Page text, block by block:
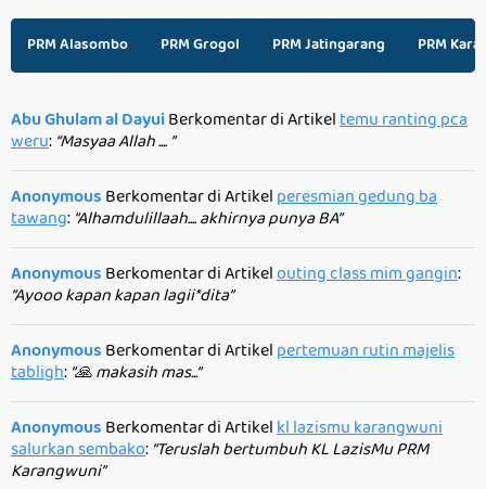
PRM Alasombo PRM Grogol PRM Jatingarang PRM
Abu Ghulam al DayuiBerkomentar di Artikeltemu ranting pca
weru:“Masyaa Allah .... ”
AnonymousBerkomentar di Artikelperesmian gedung ba
tawang:“Alhamdulillaah.... akhirnya punya BA”
AnonymousBerkomentar di Artikelouting class mim gangin:
“Ayooo kapan kapan lagii*dita”
AnonymousBerkomentar di Artikelpertemuan rutin majelis
tabligh:“🙏 makasih mas...”
AnonymousBerkomentar di Artikelkl lazismu karangwuni
salurkan sembako:“Teruslah bertumbuh KL LazisMu PRM
Karangwuni”